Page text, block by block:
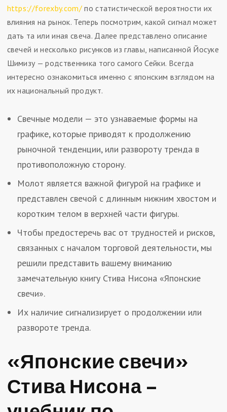
https://forexby.com/по статистической вероятности их
влияния на рынок. Теперь посмотрим, какой сигнал может
дать та или иная свеча. Далее представлено описание
свечей и несколько рисунков из главы, написанной Йосуке
Шимизу — родственника того самого Сейки. Всегда
интересно ознакомиться именно с японским взглядом на
их национальный продукт.
Свечные модели — это узнаваемые формы на
графике, которые приводят к продолжению
рыночной тенденции, или развороту тренда в
противоположную сторону.
Молот является важной фигурой на графике и
представлен свечой с длинным нижним хвостом и
коротким телом в верхней части фигуры.
Чтобы предостеречь вас от трудностей и рисков,
связанных с началом торговой деятельности, мы
решили представить вашему вниманию
замечательную книгу Стива Нисона «Японские
свечи».
Их наличие сигнализирует о продолжении или
развороте тренда.
«Японские свечи»
Стива Нисона –